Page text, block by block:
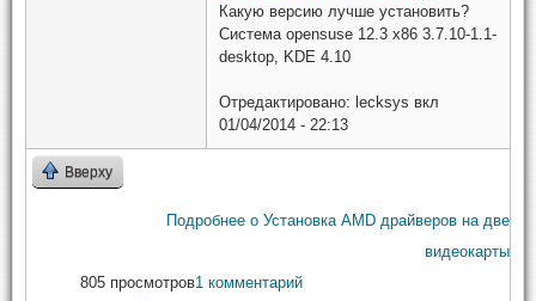
Какую версию лучше установить?
Система opensuse 12.3 x86 3.7.10-1.1-
desktop, KDE 4.10
Отредактировано: lecksys вкл
01/04/2014 - 22:13
Вверху
Подробнее о Установка AMD драйверов на две
видеокарты
805 просмотров1 комментарий